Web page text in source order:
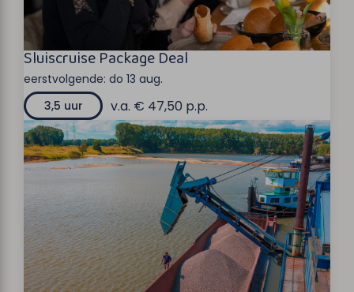
Sluiscruise Package Deal
eerstvolgende: do 13 aug.
3,5 uur
v.a. € 47,50 p.p.